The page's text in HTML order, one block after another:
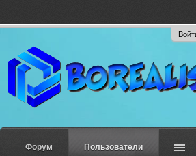
Форум Пользователи